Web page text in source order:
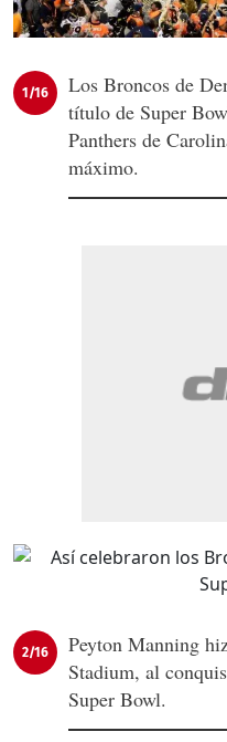
1/16
Los Broncos de
título de Super
Panthers de
máximo.
2/16
Peyton Manning
Stadium, al
Super Bowl.